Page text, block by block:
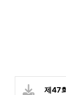
제47